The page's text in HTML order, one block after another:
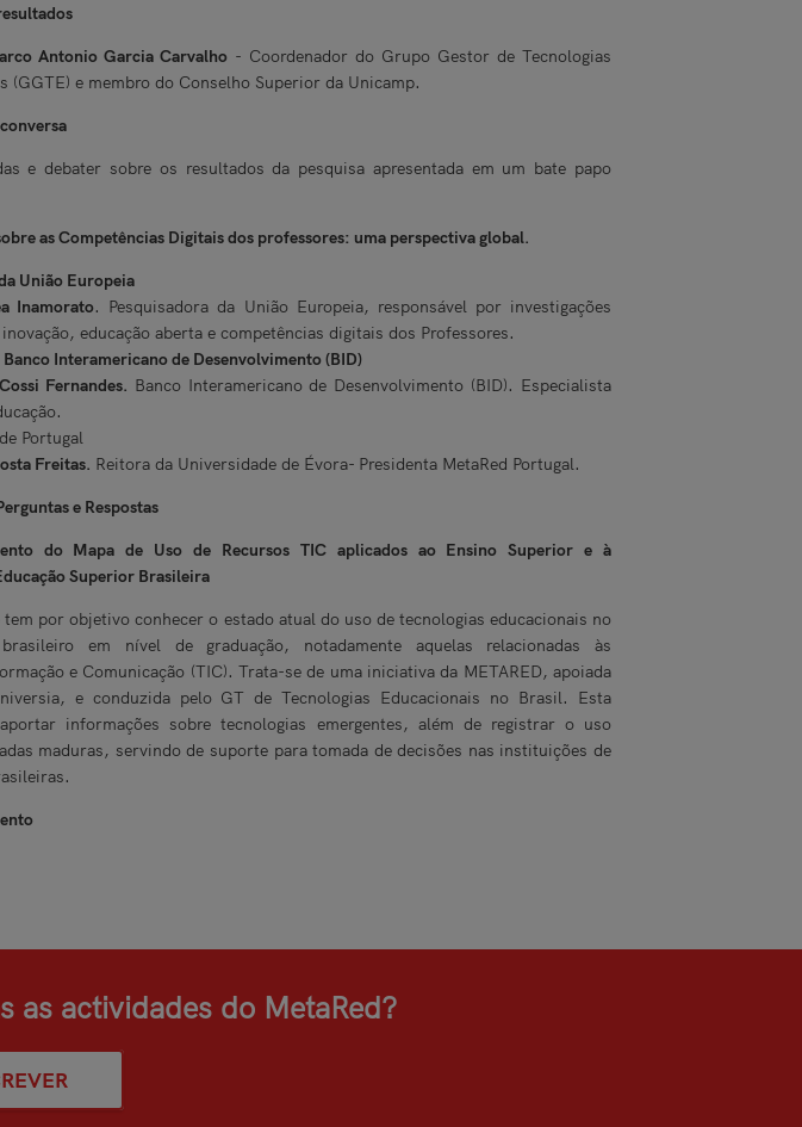
Antonio Garcia Carvalho - Coordenador do Grupo Gestor de Tecnologias
(GGTE) e membro do Conselho Superior da Unicamp.
e debater sobre os resultados da pesquisa apresentada em um bate papo
as Competências Digitais dos professores: uma perspectiva global.
União Europeia
Inamorato. Pesquisadora da União Europeia, responsável por investigações
educação aberta e competências digitais dos Professores.
Interamericano de Desenvolvimento (BID)
Fernandes. Banco Interamericano de Desenvolvimento (BID). Especialista
Portugal
Freitas. Reitora da Universidade de Évora- Presidenta MetaRed Portugal.
e Respostas
do Mapa de Uso de Recursos TIC aplicados ao Ensino Superior e à
Superior Brasileira
tem por objetivo conhecer o estado atual do uso de tecnologias educacionais no
em nível de graduação, notadamente aquelas relacionadas às
e Comunicação (TIC). Trata-se de uma iniciativa da METARED, apoiada
e conduzida pelo GT de Tecnologias Educacionais no Brasil. Esta
informações sobre tecnologias emergentes, além de registrar o uso
maduras, servindo de suporte para tomada de decisões nas instituições de
as actividades do MetaRed?